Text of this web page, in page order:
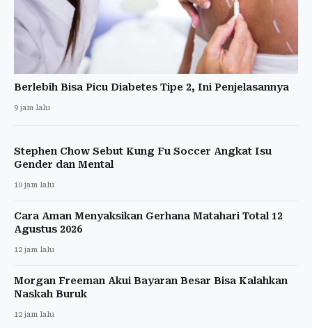
Berlebih Bisa Picu Diabetes Tipe 2, Ini Penjelasannya
9 jam lalu
Stephen Chow Sebut Kung Fu Soccer Angkat Isu
Gender dan Mental
10 jam lalu
Cara Aman Menyaksikan Gerhana Matahari Total 12
Agustus 2026
12 jam lalu
Morgan Freeman Akui Bayaran Besar Bisa Kalahkan
Naskah Buruk
12 jam lalu